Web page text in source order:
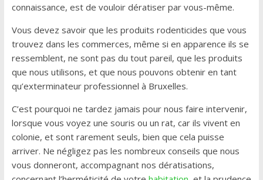
connaissance, est de vouloir dératiser par vous-même.
Vous devez savoir que les produits rodenticides que vous
trouvez dans les commerces, même si en apparence ils se
ressemblent, ne sont pas du tout pareil, que les produits
que nous utilisons, et que nous pouvons obtenir en tant
qu’exterminateur professionnel à Bruxelles.
C’est pourquoi ne tardez jamais pour nous faire intervenir,
lorsque vous voyez une souris ou un rat, car ils vivent en
colonie, et sont rarement seuls, bien que cela puisse
arriver. Ne négligez pas les nombreux conseils que nous
vous donneront, accompagnant nos dératisations,